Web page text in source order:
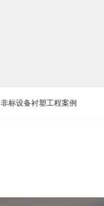
非标设备衬塑工程案例